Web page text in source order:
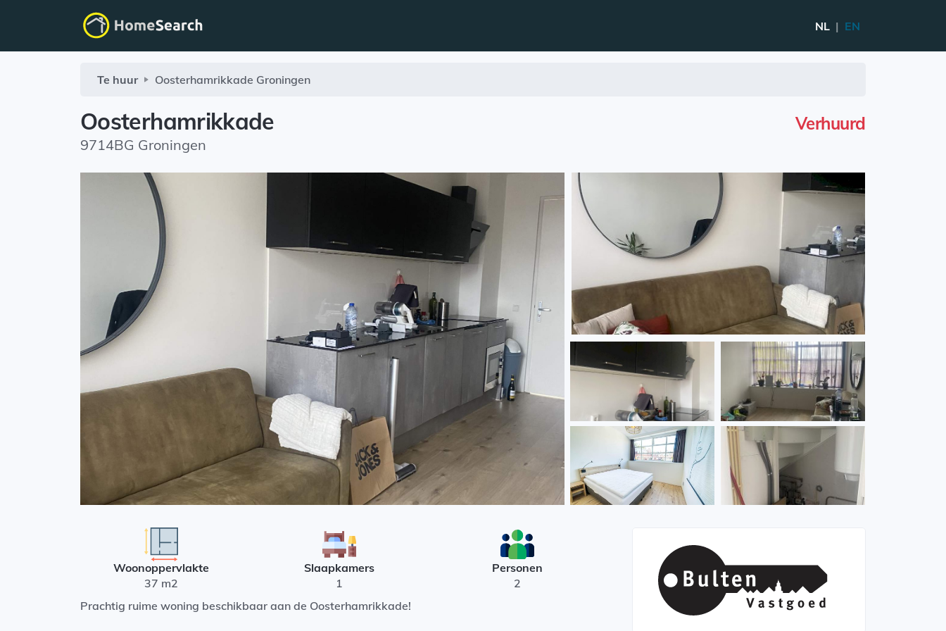
NL | EN
Te huur Oosterhamrikkade Groningen
Oosterhamrikkade
9714BG Groningen
Verhuurd
Woonoppervlakte
37 m2
Slaapkamers
1
Personen
2
Prachtig ruime woning beschikbaar aan de Oosterhamrikkade!